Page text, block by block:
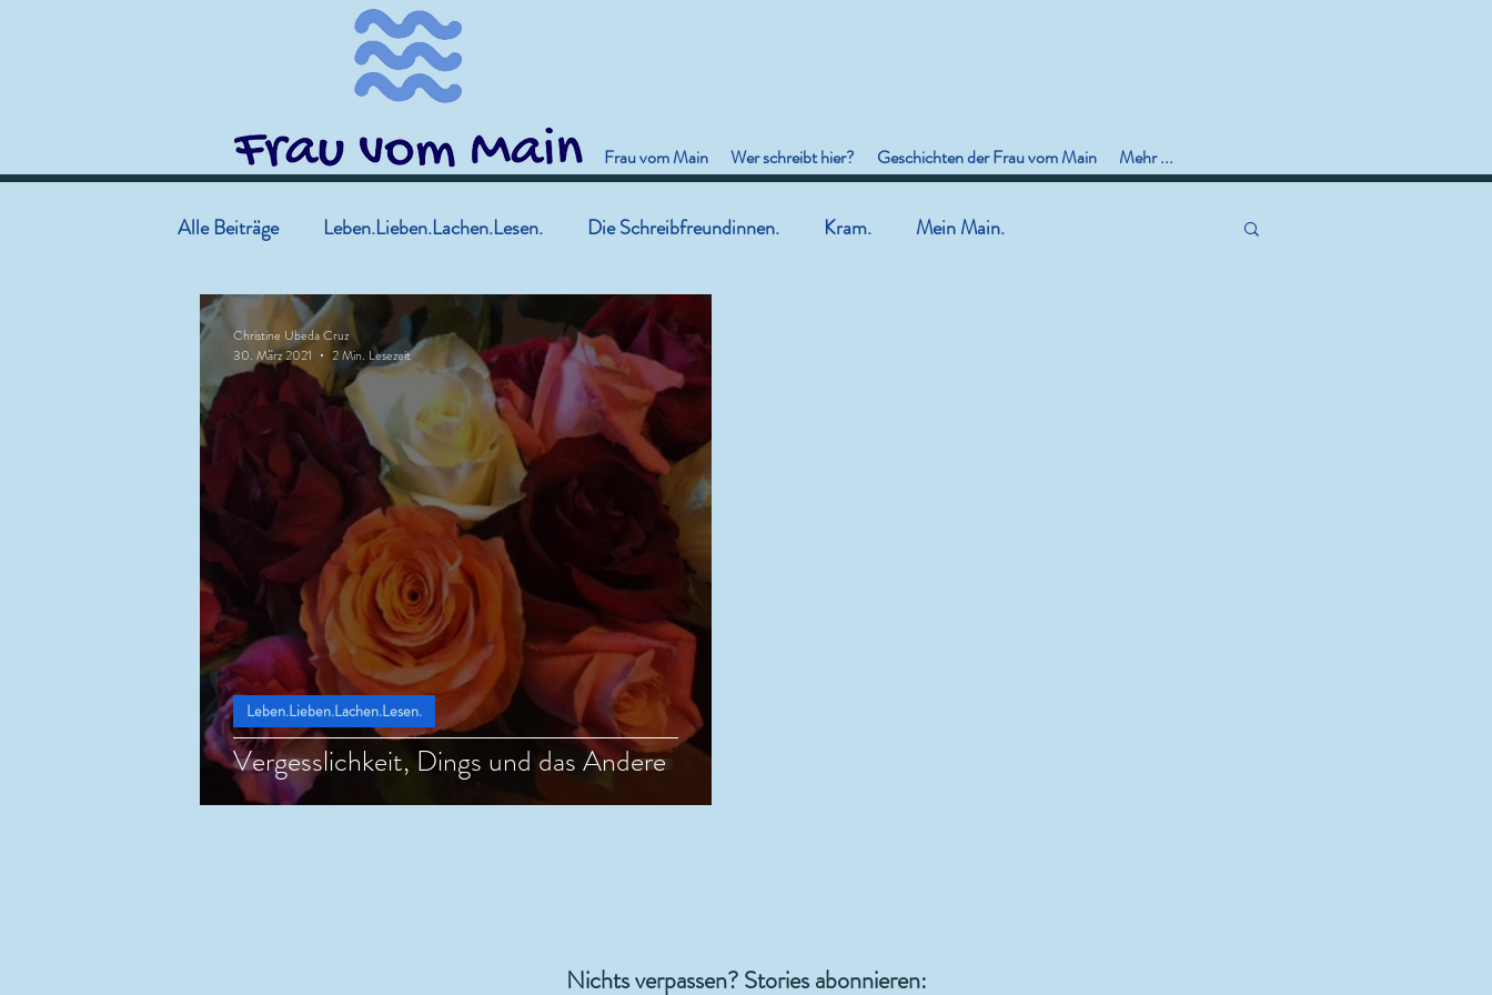
Frau vom Main Wer schreibt hier? Geschichten der Frau vom Main Mehr ...
Alle Beiträge Leben.Lieben.Lachen.Lesen. Die Schreibfreundinnen. Kram. Mein Main.
Vergesslichkeit, Dings und das Andere
Leben.Lieben.Lachen.Lesen.
Christine Ubeda Cruz
30. März 2021
2 Min. Lesezeit
Nichts verpassen? Stories abonnieren: